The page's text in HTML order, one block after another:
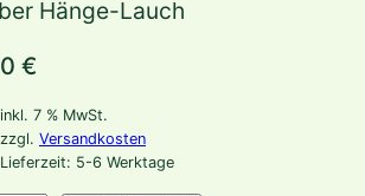
Hänge-Lauch
€
inkl. 7 % MwSt.
zzgl. Versandkosten
Lieferzeit: 5-6 Werktage